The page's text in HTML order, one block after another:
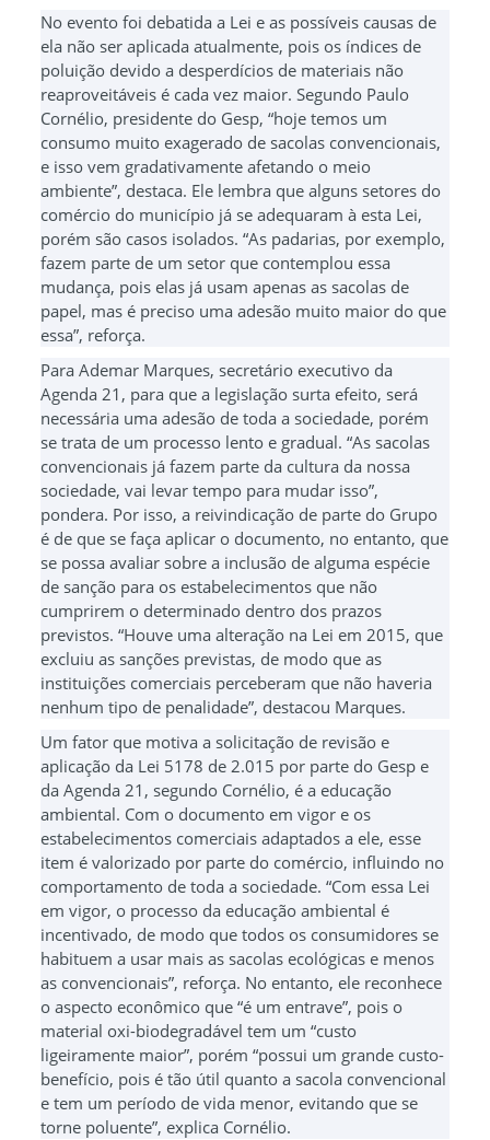
No evento foi debatida a Lei e as possíveis causas de
ela não ser aplicada atualmente, pois os índices de
poluição devido a desperdícios de materiais não
reaproveitáveis é cada vez maior. Segundo Paulo
Cornélio, presidente do Gesp, “hoje temos um
consumo muito exagerado de sacolas convencionais,
e isso vem gradativamente afetando o meio
ambiente”, destaca. Ele lembra que alguns setores do
comércio do município já se adequaram à esta Lei,
porém são casos isolados. “As padarias, por exemplo,
fazem parte de um setor que contemplou essa
mudança, pois elas já usam apenas as sacolas de
papel, mas é preciso uma adesão muito maior do que
essa”, reforça.
Para Ademar Marques, secretário executivo da
Agenda 21, para que a legislação surta efeito, será
necessária uma adesão de toda a sociedade, porém
se trata de um processo lento e gradual. “As sacolas
convencionais já fazem parte da cultura da nossa
sociedade, vai levar tempo para mudar isso”,
pondera. Por isso, a reivindicação de parte do Grupo
é de que se faça aplicar o documento, no entanto, que
se possa avaliar sobre a inclusão de alguma espécie
de sanção para os estabelecimentos que não
cumprirem o determinado dentro dos prazos
previstos. “Houve uma alteração na Lei em 2015, que
excluiu as sanções previstas, de modo que as
instituições comerciais perceberam que não haveria
nenhum tipo de penalidade”, destacou Marques.
Um fator que motiva a solicitação de revisão e
aplicação da Lei 5178 de 2.015 por parte do Gesp e
da Agenda 21, segundo Cornélio, é a educação
ambiental. Com o documento em vigor e os
estabelecimentos comerciais adaptados a ele, esse
item é valorizado por parte do comércio, influindo no
comportamento de toda a sociedade. “Com essa Lei
em vigor, o processo da educação ambiental é
incentivado, de modo que todos os consumidores se
habituem a usar mais as sacolas ecológicas e menos
as convencionais”, reforça. No entanto, ele reconhece
o aspecto econômico que “é um entrave”, pois o
material oxi-biodegradável tem um “custo
ligeiramente maior”, porém “possui um grande custo-
benefício, pois é tão útil quanto a sacola convencional
e tem um período de vida menor, evitando que se
torne poluente”, explica Cornélio.